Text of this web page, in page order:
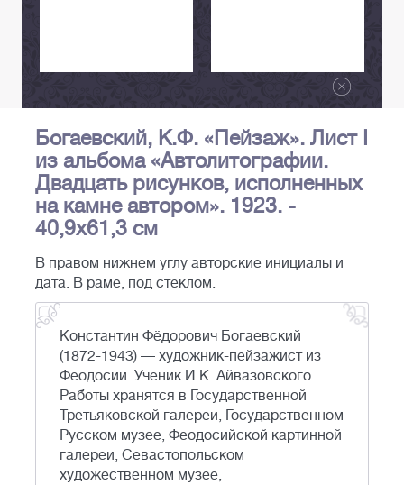
Богаевский, К.Ф. «Пейзаж». Лист I
из альбома «Автолитографии.
Двадцать рисунков, исполненных
на камне автором». 1923. -
40,9х61,3 см
В правом нижнем углу авторские инициалы и
дата. В раме, под стеклом.
Константин Фёдорович Богаевский
(1872-1943) — художник-пейзажист из
Феодосии. Ученик И.К. Айвазовского.
Работы хранятся в Государственной
Третьяковской галереи, Государственном
Русском музее, Феодосийской картинной
галереи, Севастопольском
художественном музее,